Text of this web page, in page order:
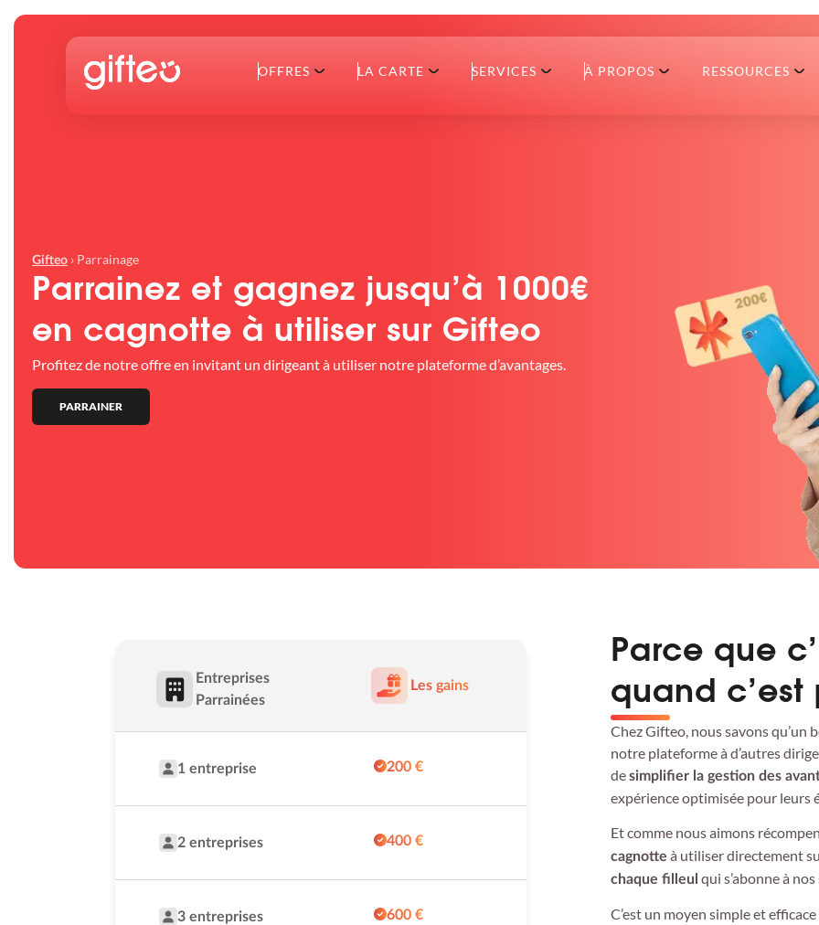
OFFRES LA CARTE SERVICES À PROPOS RESSOURCES
Gifteo › Parrainage
Parrainez et gagnez jusqu’à 1000€
en cagnotte à utiliser sur Gifteo
Profitez de notre offre en invitant un dirigeant à utiliser notre plateforme d’avantages.
PARRAINER
Entreprises
Parrainées
Les gains
1 entreprise 200 €
2 entreprises 400 €
3 entreprises 600 €
Parce que
quand
Chez Gifteo, nous savons qu’un
notre plateforme à d’autres
desimplifier la gestion des
expérience optimisée pour
Et comme nous aimons
cagnotte à utiliser directement
chaque filleul qui s’abonne à
C’est un moyen simple et